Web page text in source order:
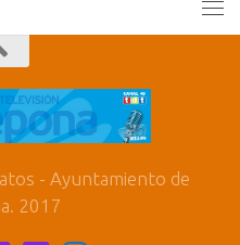
- Ayuntamiento de
2017